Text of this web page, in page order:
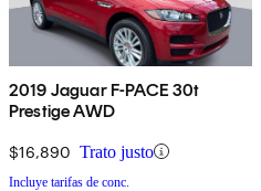
2019 Jaguar F-PACE 30t
Prestige AWD
$16,890 Trato justo
Incluye tarifas de conc.